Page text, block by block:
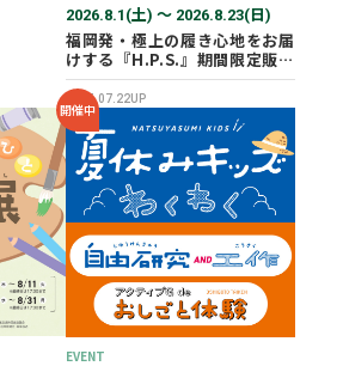
2026.8.1(土) 〜 2026.8.23(日)
福岡発・極上の履き心地をお届
けする『H.P.S.』期間限定販売
会を開催✨
2026.07.22UP
開催中
EVENT